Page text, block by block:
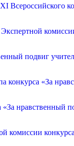
Всероссийского
подвиг
конкурса «За
нравственный
комиссии